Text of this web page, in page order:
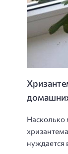
нуждается